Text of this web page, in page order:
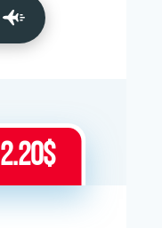
2.20$